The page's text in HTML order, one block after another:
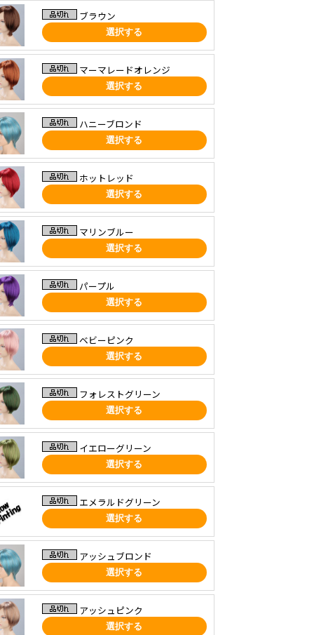
ブラウン
選択する
マーマレードオレンジ
選択する
ハニーブロンド
選択する
ホットレッド
選択する
マリンブルー
選択する
パープル
選択する
ベビーピンク
選択する
フォレストグリーン
選択する
イエローグリーン
選択する
エメラルドグリーン
選択する
アッシュブロンド
選択する
アッシュピンク
選択する